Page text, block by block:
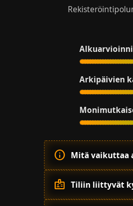
Arkipäivien
info Mitä vaikuttaa
badge Tiliin liittyvät